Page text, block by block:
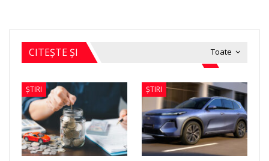
Toate
CITEȘTE ȘI
ȘTIRI ȘTIRI